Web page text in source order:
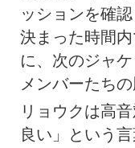
ッションを確
決まった時間
に、次のジャ
メンバーたち
リョウクは高
良い」という